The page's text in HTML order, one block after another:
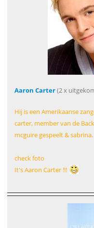
Aaron Carter(2 x
Hij is een Amerikaanse
carter, member van de
mcguire gespeelt & sabrina.
check foto
It's Aaron Carter !!!